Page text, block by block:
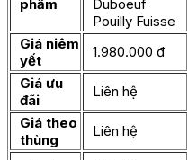
phẩm
Duboeuf
Pouilly Fuisse
Giá niêm
yết
1.980.000 đ
Giá ưu
đãi
Liên hệ
Giá theo
thùng
Liên hệ